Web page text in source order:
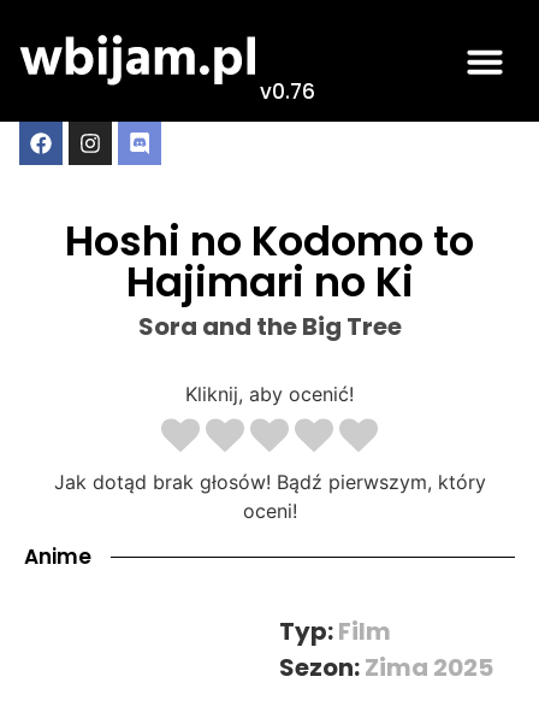
v0.76
Hoshi no Kodomo to
Hajimari no Ki
Sora and the Big Tree
Kliknij, aby ocenić!
Jak dotąd brak głosów! Bądź pierwszym, który
oceni!
Anime
Typ:Film
Sezon:Zima 2025